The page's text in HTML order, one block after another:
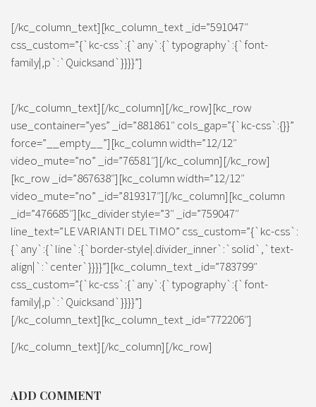
[/kc_column_text][kc_column_text _id=”591047″
css_custom=”{`kc-css`:{`any`:{`typography`:{`font-
family|,p`:`Quicksand`}}}}”]
[/kc_column_text][/kc_column][/kc_row][kc_row
use_container=”yes” _id=”881861″ cols_gap=”{`kc-css`:{}}”
force=”__empty__”][kc_column width=”12/12″
video_mute=”no” _id=”76581″][/kc_column][/kc_row]
[kc_row _id=”867638″][kc_column width=”12/12″
video_mute=”no” _id=”819317″][/kc_column][kc_column
_id=”476685″][kc_divider style=”3″ _id=”759047″
line_text=”LE VARIANTI DEL TIMO” css_custom=”{`kc-css`:
{`any`:{`line`:{`border-style|.divider_inner`:`solid`,`text-
align|`:`center`}}}}”][kc_column_text _id=”783799″
css_custom=”{`kc-css`:{`any`:{`typography`:{`font-
family|,p`:`Quicksand`}}}}”]
[/kc_column_text][kc_column_text _id=”772206″]
[/kc_column_text][/kc_column][/kc_row]
ADD COMMENT